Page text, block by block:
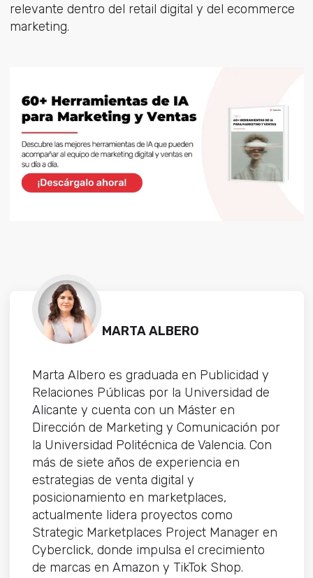
relevante dentro del retail digital y del ecommerce
marketing.
MARTA ALBERO
Marta Albero es graduada en Publicidad y
Relaciones Públicas por la Universidad de
Alicante y cuenta con un Máster en
Dirección de Marketing y Comunicación por
la Universidad Politécnica de Valencia. Con
más de siete años de experiencia en
estrategias de venta digital y
posicionamiento en marketplaces,
actualmente lidera proyectos como
Strategic Marketplaces Project Manager en
Cyberclick, donde impulsa el crecimiento
de marcas en Amazon y TikTok Shop.